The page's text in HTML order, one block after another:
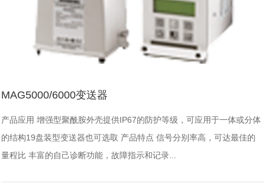
MAG5000/6000变送器
产品应用 增强型聚酰胺外壳提供IP67的防护等级，可应用于一体或分体
的结构19盘装型变送器也可选取 产品特点 信号分别率高，可达最佳的
量程比 丰富的自己诊断功能，故障指示和记录...